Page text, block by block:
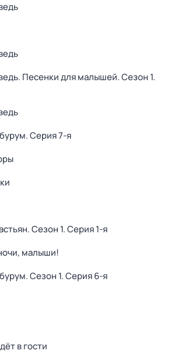
Песенки для малышей. Сезон 1.
. Серия 7-я
. Сезон 1. Серия 1-я
малыши!
. Сезон 1. Серия 6-я
в гости